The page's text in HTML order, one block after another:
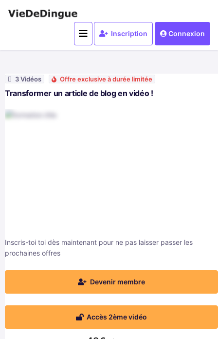
Inscription Connexion
3 Vidéos Offre exclusive à durée limitée
Transformer un article de blog en vidéo !
Inscris-toi toi dès maintenant pour ne pas laisser passer les
prochaines offres
Devenir membre
Accès 2ème vidéo